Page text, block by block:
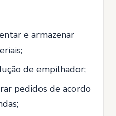
e armazenar
de empilhador;
pedidos de acordo